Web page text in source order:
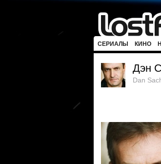
СЕРИАЛЫ КИНО
Дэн
Dan